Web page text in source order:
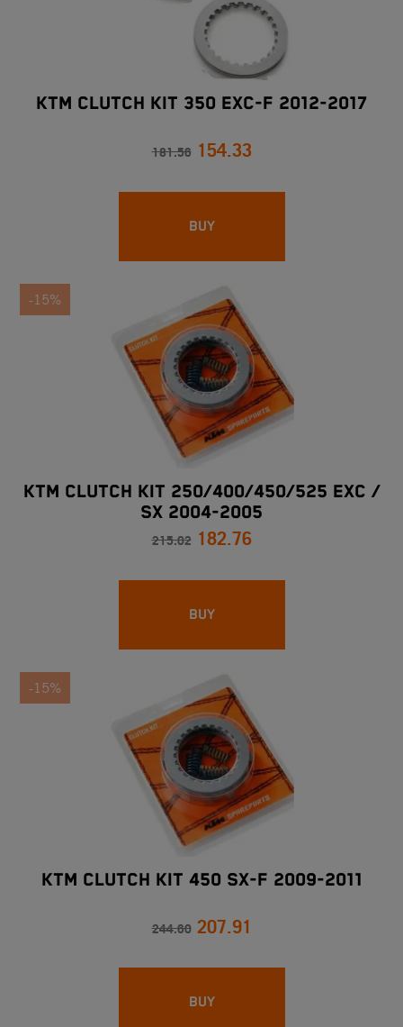
KTM CLUTCH KIT 350 EXC-F 2012-2017
181.56 154.33
BUY
-15%
KTM CLUTCH KIT 250/400/450/525 EXC /
SX 2004-2005
215.02 182.76
BUY
-15%
KTM CLUTCH KIT 450 SX-F 2009-2011
244.60 207.91
BUY